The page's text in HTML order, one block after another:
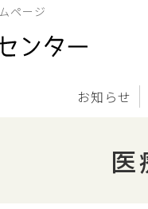
ページ
お知らせ
医